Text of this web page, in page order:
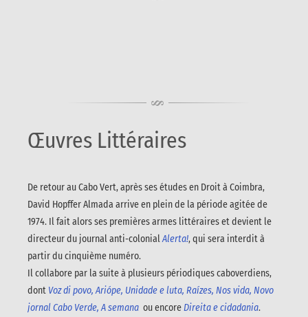
Œuvres Littéraires
De retour au Cabo Vert, après ses études en Droit à Coimbra,
David Hopffer Almada arrive en plein de la période agitée de
1974. Il fait alors ses premières armes littéraires et devient le
directeur du journal anti-colonialAlerta!, qui sera interdit à
partir du cinquième numéro.
Il collabore par la suite à plusieurs périodiques caboverdiens,
dont Voz di povo, Ariópe, Unidade e luta, Raízes, Nos vida, Novo
jornal Cabo Verde, A semana ou encoreDireita e cidadania.